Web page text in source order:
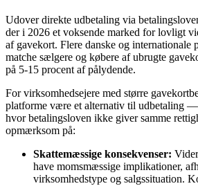
Udover direkte udbetaling via
der i 2026 et voksende marked for lovligt
af gavekort. Flere danske og internationale
matche sælgere og købere af ubrugte
på 5-15 procent af pålydende.
For virksomhedsejere med større
platforme være et alternativ til udbetaling
hvor betalingsloven ikke giver samme
opmærksom på:
Skattemæssige konsekvenser:
have momsmæssige implikationer,
virksomhedstype og salgssituation.